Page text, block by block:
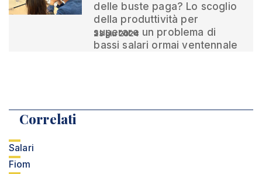
delle buste paga? Lo scoglio
della produttività per
superare un problema di
bassi salari ormai ventennale
23 giu 2024
Correlati
Salari
Fiom